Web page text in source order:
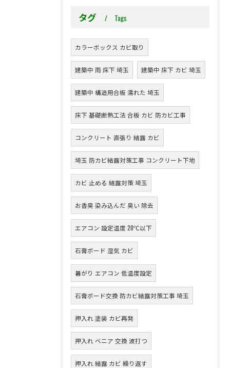
タグ Tags
カラーボックス カビ取り
建築中 雨 床下 埼玉 建築中 床下 カビ 埼玉
建築中 構造用合板 濡れた 埼玉
床下 基礎断熱工法 合板 カビ 防カビ工事
コンクリート 直張り 結露 カビ
埼玉 防カビ結露対策工事 コンクリート下地
カビ 止める 結露対策 埼玉
お香臭 染み込んだ 臭い 除去
エアコン 設定温度 20℃以下
石膏ボード 湿気 カビ
暑がり エアコン 低温度設定
石膏ボード交換 防カビ結露対策工事 埼玉
押入れ 塗装 カビ再発
押入れ ベニア 交換 波打つ
押入れ 結露 カビ 繰り返す